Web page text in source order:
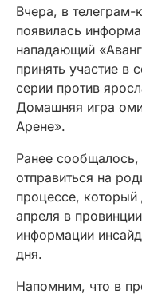
Вчера, в телеграм-
появилась
нападающий
принять участие в
серии против
Домашняя игра
Арене».
Ранее
отправиться на
процессе,
апреля в
информации
дня.
Напомним, что в